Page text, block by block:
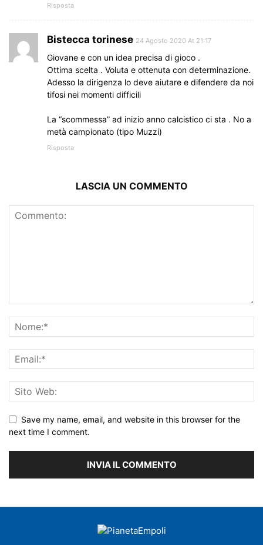
Risposta
Bistecca torinese 24 Agosto 2020 At 21:17
Giovane e con un idea precisa di gioco .
Ottima scelta . Voluta e ottenuta con determinazione.
Adesso la dirigenza lo deve aiutare e difendere da noi
tifosi nei momenti difficili
La “scommessa” ad inizio anno calcistico ci sta . No a
metà campionato (tipo Muzzi)
Risposta
LASCIA UN COMMENTO
Save my name, email, and website in this browser for the
next time I comment.